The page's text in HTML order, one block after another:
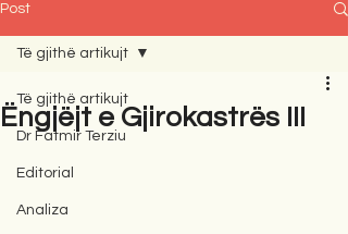
Post
Të gjithë artikujt
Dr Fatmir Terziu
Editorial
Analiza
Të gjithë artikujt
Ëngjëjt e Gjirokastrës III